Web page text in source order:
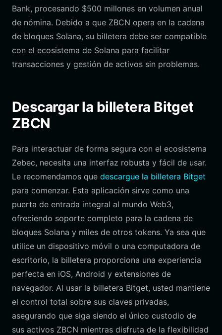
Bank, procesando $500 millones en volumen anual
de nómina. Debido a que ZBCN opera en la cadena
de bloques Solana, su billetera debe ser compatible
con el ecosistema de Solana para facilitar
transacciones y gestión de activos sin problemas.
Descargar la billetera Bitget
ZBCN
Para interactuar de forma segura con el ecosistema
Zebec, necesita una interfaz robusta y fácil de usar.
Le recomendamos que descargue la billetera Bitget
para comenzar. Esta aplicación sirve como una
puerta de entrada integral al mundo Web3,
ofreciendo soporte completo para la cadena de
bloques Solana y miles de otros tokens. Ya sea que
utilice un dispositivo móvil o una computadora de
escritorio, la billetera proporciona una experiencia
perfecta en iOS, Android y extensiones de
navegador. Al usar la billetera Bitget, usted mantiene
el control total sobre sus claves privadas,
asegurando que siga siendo el único custodio de
sus activos ZBCN mientras disfruta de la flexibilidad